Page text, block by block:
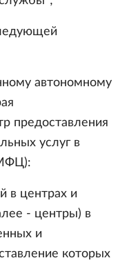
автономному
предоставления
услуг в
в центрах и
- центры) в
и
которых